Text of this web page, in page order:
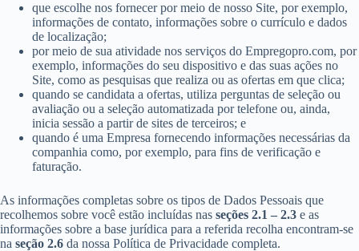
que escolhe nos fornecer por meio de nosso Site, por exemplo,
informações de contato, informações sobre o currículo e dados
de localização;
por meio de sua atividade nos serviços do Empregopro.com, por
exemplo, informações do seu dispositivo e das suas ações no
Site, como as pesquisas que realiza ou as ofertas em que clica;
quando se candidata a ofertas, utiliza perguntas de seleção ou
avaliação ou a seleção automatizada por telefone ou, ainda,
inicia sessão a partir de sites de terceiros; e
quando é uma Empresa fornecendo informações necessárias da
companhia como, por exemplo, para fins de verificação e
faturação.
As informações completas sobre os tipos de Dados Pessoais que
recolhemos sobre você estão incluídas nas seções 2.1 – 2.3 e as
informações sobre a base jurídica para a referida recolha encontram-se
na seção 2.6 da nossa Política de Privacidade completa.